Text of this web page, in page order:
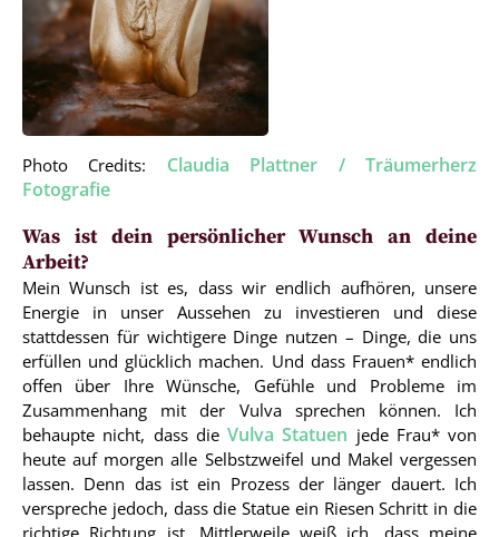
Photo Credits: Claudia Plattner / Träumerherz
Fotografie
Was ist dein persönlicher Wunsch an deine
Arbeit?
Mein Wunsch ist es, dass wir endlich aufhören, unsere
Energie in unser Aussehen zu investieren und diese
stattdessen für wichtigere Dinge nutzen – Dinge, die uns
erfüllen und glücklich machen. Und dass Frauen* endlich
offen über Ihre Wünsche, Gefühle und Probleme im
Zusammenhang mit der Vulva sprechen können. Ich
behaupte nicht, dass die Vulva Statuen jede Frau* von
heute auf morgen alle Selbstzweifel und Makel vergessen
lassen. Denn das ist ein Prozess der länger dauert. Ich
verspreche jedoch, dass die Statue ein Riesen Schritt in die